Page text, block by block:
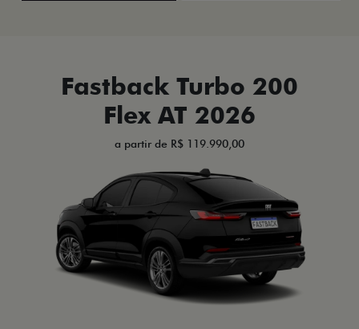
Fastback Turbo 200
Flex AT 2026
a partir de R$ 119.990,00